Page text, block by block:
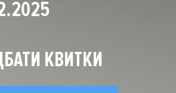
КВИТКИ